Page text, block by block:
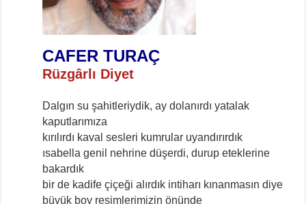
CAFER TURAÇ
Rüzgârlı Diyet
Dalgın su şahitleriydik, ay dolanırdı yatalak
kaputlarımıza
kırılırdı kaval sesleri kumrular uyandırırdık
ısabella genil nehrine düşerdi, durup eteklerine
bakardık
bir de kadife çiçeği alırdık intiharı kınanmasın diye
büyük boy resimlerimizin önünde